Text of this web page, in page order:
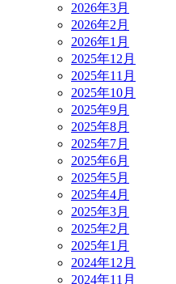
2026年3月
2026年2月
2026年1月
2025年12月
2025年11月
2025年10月
2025年9月
2025年8月
2025年7月
2025年6月
2025年5月
2025年4月
2025年3月
2025年2月
2025年1月
2024年12月
2024年11月